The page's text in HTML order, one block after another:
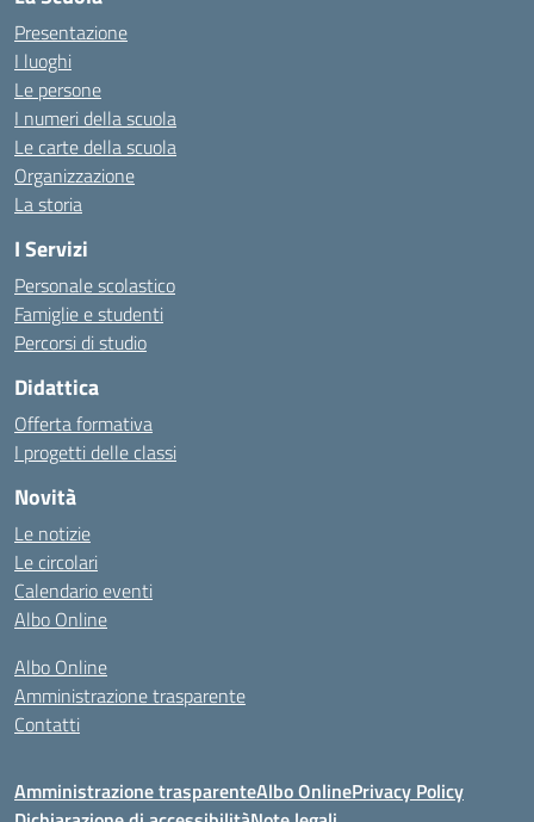
Presentazione
I luoghi
Le persone
I numeri della scuola
Le carte della scuola
Organizzazione
La storia
I Servizi
Personale scolastico
Famiglie e studenti
Percorsi di studio
Didattica
Offerta formativa
I progetti delle classi
Novità
Le notizie
Le circolari
Calendario eventi
Albo Online
Albo Online
Amministrazione trasparente
Contatti
Amministrazione trasparenteAlbo OnlinePrivacy Policy